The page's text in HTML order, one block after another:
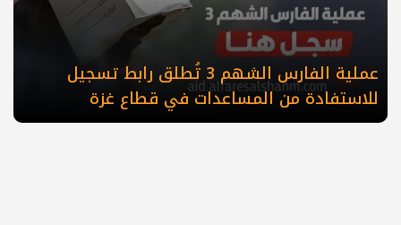
عملية الفارس الشهم 3 تُطلق رابط تسجيل
للاستفادة من المساعدات في قطاع غزة